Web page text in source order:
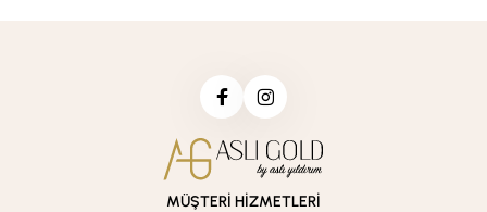
MÜŞTERİ HİZMETLERİ